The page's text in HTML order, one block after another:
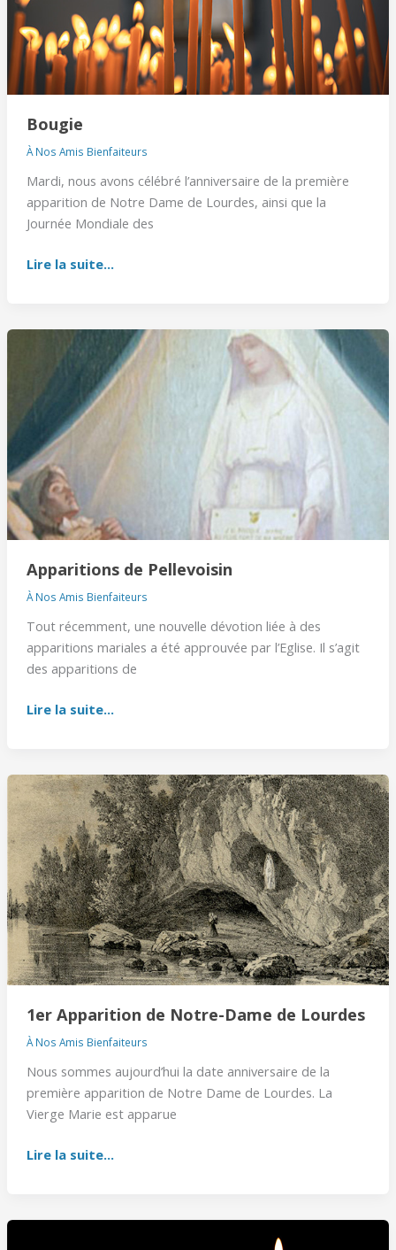
Bougie
À Nos Amis Bienfaiteurs
Mardi, nous avons célébré l’anniversaire de la première
apparition de Notre Dame de Lourdes, ainsi que la
Journée Mondiale des
Lire la suite...
Apparitions de Pellevoisin
À Nos Amis Bienfaiteurs
Tout récemment, une nouvelle dévotion liée à des
apparitions mariales a été approuvée par l’Eglise. Il s’agit
des apparitions de
Apparitions
Pellevoisin
Lire la suite...
1er Apparition de Notre-Dame de Lourdes
À Nos Amis Bienfaiteurs
Nous sommes aujourd’hui la date anniversaire de la
première apparition de Notre Dame de Lourdes. La
Vierge Marie est apparue
1er
Apparition
de
Notre-
Dame
de
Lourdes
Lire la suite...